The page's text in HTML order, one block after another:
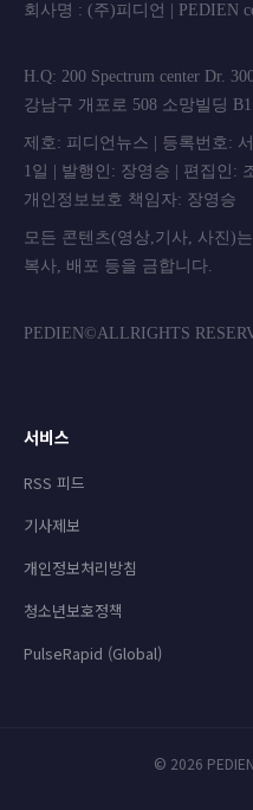
회사명 : (주)피
H.Q: 200 Spectrum center Dr.
강남구 개포로 508 소망빌딩 B1
제호: 피디언뉴스 | 등록번호:
1일 | 발행인: 장영승 | 편집인:
개인정보보호 책임자: 장영승
모든 콘텐츠(영상,기사, 사진)
복사, 배포
PEDIEN©ALLRIGHTS
서비스
RSS 피드
기사제보
개인정보처리방침
청소년보호정책
PulseRapid (Global)
© 2026